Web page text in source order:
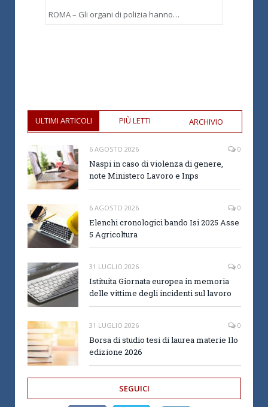
ROMA – Gli organi di polizia hanno…
ULTIMI ARTICOLI PIÙ LETTI ARCHIVIO
6 AGOSTO 2026 0
Naspi in caso di violenza di genere,
note Ministero Lavoro e Inps
6 AGOSTO 2026 0
Elenchi cronologici bando Isi 2025 Asse
5 Agricoltura
31 LUGLIO 2026 0
Istituita Giornata europea in memoria
delle vittime degli incidenti sul lavoro
31 LUGLIO 2026 0
Borsa di studio tesi di laurea materie Ilo
edizione 2026
SEGUICI